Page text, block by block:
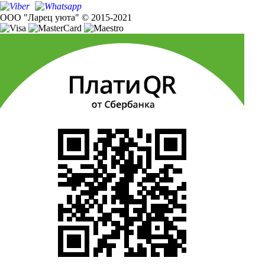
ООО "Ларец уюта" © 2015-2021